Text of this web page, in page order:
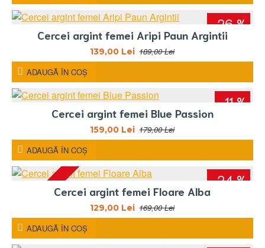
-26 %
Cercei argint femei Aripi Paun Argintii
139,00 Lei 189,00 Lei
ADAUGĂ ÎN COŞ
-11 %
Cercei argint femei Blue Passion
159,00 Lei 179,00 Lei
ADAUGĂ ÎN COŞ
-24 %
Cercei argint femei Floare Alba
129,00 Lei 169,00 Lei
ADAUGĂ ÎN COŞ